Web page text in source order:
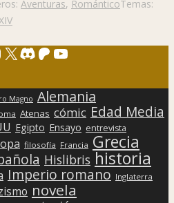
Aventuras, RománticoTemas:
X Discord
Patreon
YouTube
Magno Alemania
Atenas cómic Edad Media
Egipto Ensayo entrevista
filosofía Francia Grecia
Hislibris historia
Imperio romano Inglaterra
novela